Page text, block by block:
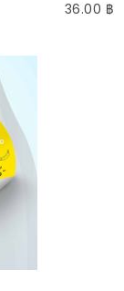
36.00 ฿